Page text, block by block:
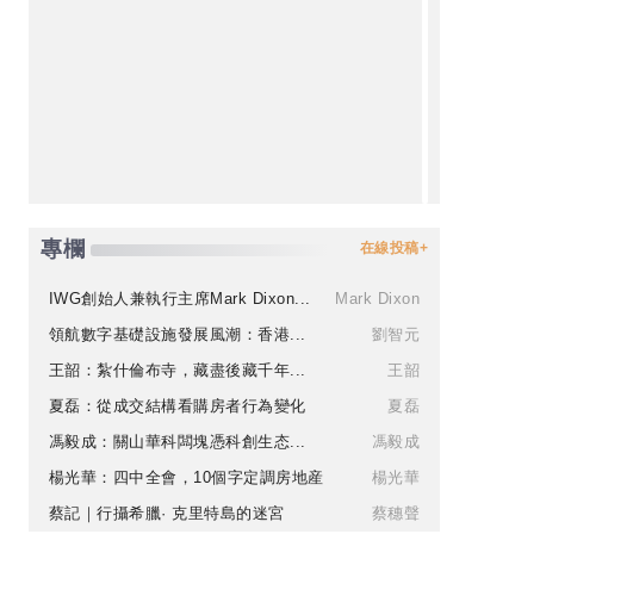
專欄 在線投稿+
IWG創始人兼執行主席Mark Dixon...
Mark Dixon
領航數字基礎設施發展風潮：香港...
劉智元
王韶：紮什倫布寺，藏盡後藏千年...
王韶
夏磊：從成交結構看購房者行為變化
夏磊
馮毅成：關山華科闆塊憑科創生态...
馮毅成
楊光華：四中全會，10個字定調房地産
楊光華
蔡記｜行攝希臘· 克里特島的迷宮
蔡穗聲